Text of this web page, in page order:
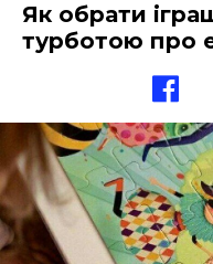
Як обрати
турботою про